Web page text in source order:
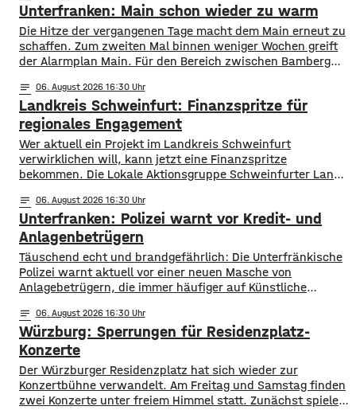
Unterfranken: Main schon wieder zu warm
Die Hitze der vergangenen Tage macht dem Main erneut zu
schaffen. Zum zweiten Mal binnen weniger Wochen greift
der Alarmplan Main. Für den Bereich zwischen Bamberg
mainabwärts die zweite von drei Warnstufen. Zwar gibt es
aktuell mit dem Sauerstoffgehalt im Wasser noch keine
Probleme, allerdings ist die Wassertemperatur
notes 06. August 2026 16:30
Landkreis Schweinfurt: Finanzspritze für
regionales Engagement
Wer aktuell ein Projekt im Landkreis Schweinfurt
verwirklichen will, kann jetzt eine Finanzspritze
bekommen. Die Lokale Aktionsgruppe Schweinfurter Land
Bewerben können sich Bürger, Vereine und Organisationen.
Die Projekte sollen den Entwicklungszielen des Landkreises
dienen und das Bürgerengagement des Schweinfurter
Lands stärken. Die Entwicklungsziele sind:
Daseinsvorsorge, sozialer Zusammenhalt,
notes 06. August 2026 16:30
Unterfranken: Polizei warnt vor Kredit- und
Anlagenbetrügern
​​Täuschend echt und brandgefährlich: Die Unterfränkische
Polizei warnt aktuell vor einer neuen Masche von
Anlagebetrügern, die immer häufiger auf Künstliche
Menschen aus der Region um ihr Erspartes gebracht. ​Laut
Polizei erstellen die Täter mithilfe von KI täuschen echte
Werbevideos oder fälschen Empfehlungen von prominenten
Persönlichkeiten. Ihr Ziel: echte
notes 06. August 2026 16:30
Würzburg: Sperrungen für Residenzplatz-
Konzerte
Der Würzburger Residenzplatz hat sich wieder zur
Konzertbühne verwandelt. Am Freitag und Samstag finden
zwei Konzerte unter freiem Himmel statt. Zunächst spielen